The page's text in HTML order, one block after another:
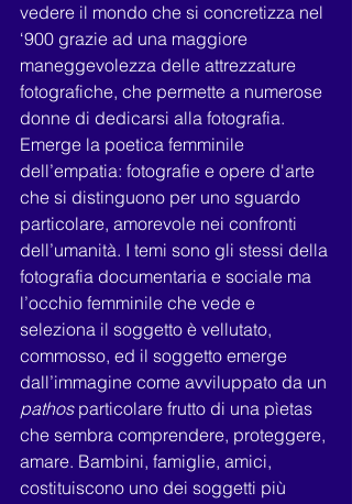
vedere il mondo che si concretizza nel
‘900 grazie ad una maggiore
maneggevolezza delle attrezzature
fotografiche, che permette a numerose
donne di dedicarsi alla fotografia.
Emerge la poetica femminile
dell’empatia: fotografie e opere d'arte
che si distinguono per uno sguardo
particolare, amorevole nei confronti
dell’umanità. I temi sono gli stessi della
fotografia documentaria e sociale ma
l’occhio femminile che vede e
seleziona il soggetto è vellutato,
commosso, ed il soggetto emerge
dall’immagine come avviluppato da un
pathos particolare frutto di una pìetas
che sembra comprendere, proteggere,
amare. Bambini, famiglie, amici,
costituiscono uno dei soggetti più